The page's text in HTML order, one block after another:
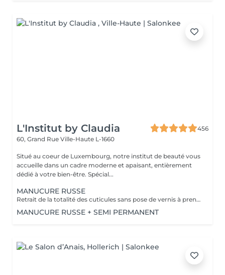
L'Institut by Claudia
456
60, Grand Rue Ville-Haute L-1660
Situé au coeur de Luxembourg, notre institut de beauté vous
accueille dans un cadre moderne et apaisant, entièrement
dédié à votre bien-être. Spécial...
MANUCURE RUSSE
Retrait de la totalité des cuticules sans pose de vernis à prendre en plus
MANUCURE RUSSE + SEMI PERMANENT